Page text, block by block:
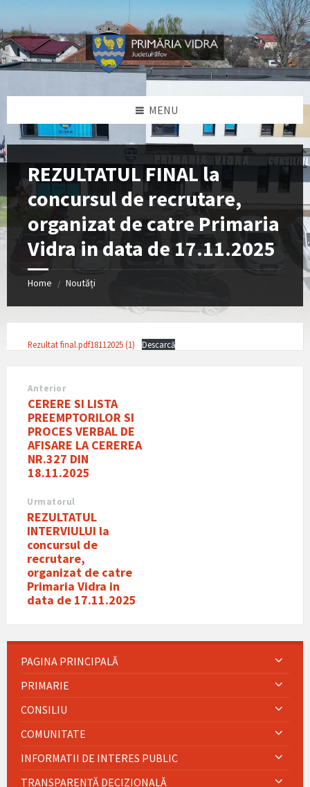
content
left
sidebar
right
sidebar
footer
MENU
REZULTATUL FINAL la
concursul de recrutare,
organizat de catre Primaria
Vidra in data de 17.11.2025
Home / Noutăți
Rezultat final.pdf18112025 (1) Descarcă
Anterior
CERERE SI LISTA
PREEMPTORILOR SI
PROCES VERBAL DE
AFISARE LA CEREREA
NR.327 DIN
18.11.2025
Urmatorul
REZULTATUL
INTERVIULUI la
concursul de
recrutare,
organizat de catre
Primaria Vidra in
data de 17.11.2025
PAGINA PRINCIPALĂ
PRIMARIE
CONSILIU
COMUNITATE
INFORMATII DE INTERES PUBLIC
TRANSPARENȚĂ DECIZIONALĂ